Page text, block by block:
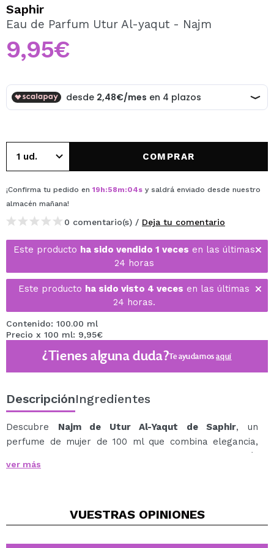
Al crear una cuenta en Maquillalia.com podrás realizar
tus compras rápidamente, revisar el estado de tus
pedidos y consultar tus operaciones anteriores.
CREAR CUENTA
Saphir
Eau de Parfum Utur Al-yaqut - Najm
9,95€
COMPRAR
¡Confirma tu pedido en 19h:58m:04s y saldrá enviado desde nuestro
almacén mañana!
0 comentario(s) / Deja tu comentario
Este producto ha sido vendido 1 veces en las últimas
24 horas
Este producto ha sido visto 4 veces en las últimas
24 horas.
Contenido: 100.00 ml
Precio x 100 ml: 9,95€
¿Tienes alguna duda?Te ayudamosaquí
DescripciónIngredientes
Descubre Najm de Utur Al-Yaqut de Saphir, un
perfume de mujer de 100 ml que combina elegancia,
calidez y el encanto envolvente de la perfumería
árabe.
elegante y femenino, mientras que el fondo de ámbar
ver más
VUESTRAS OPINIONES